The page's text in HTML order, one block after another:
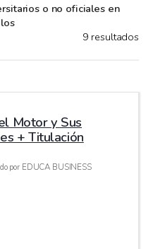
o no oficiales en
9 resultados
Motor y Sus
+ Titulación
por EDUCA BUSINESS